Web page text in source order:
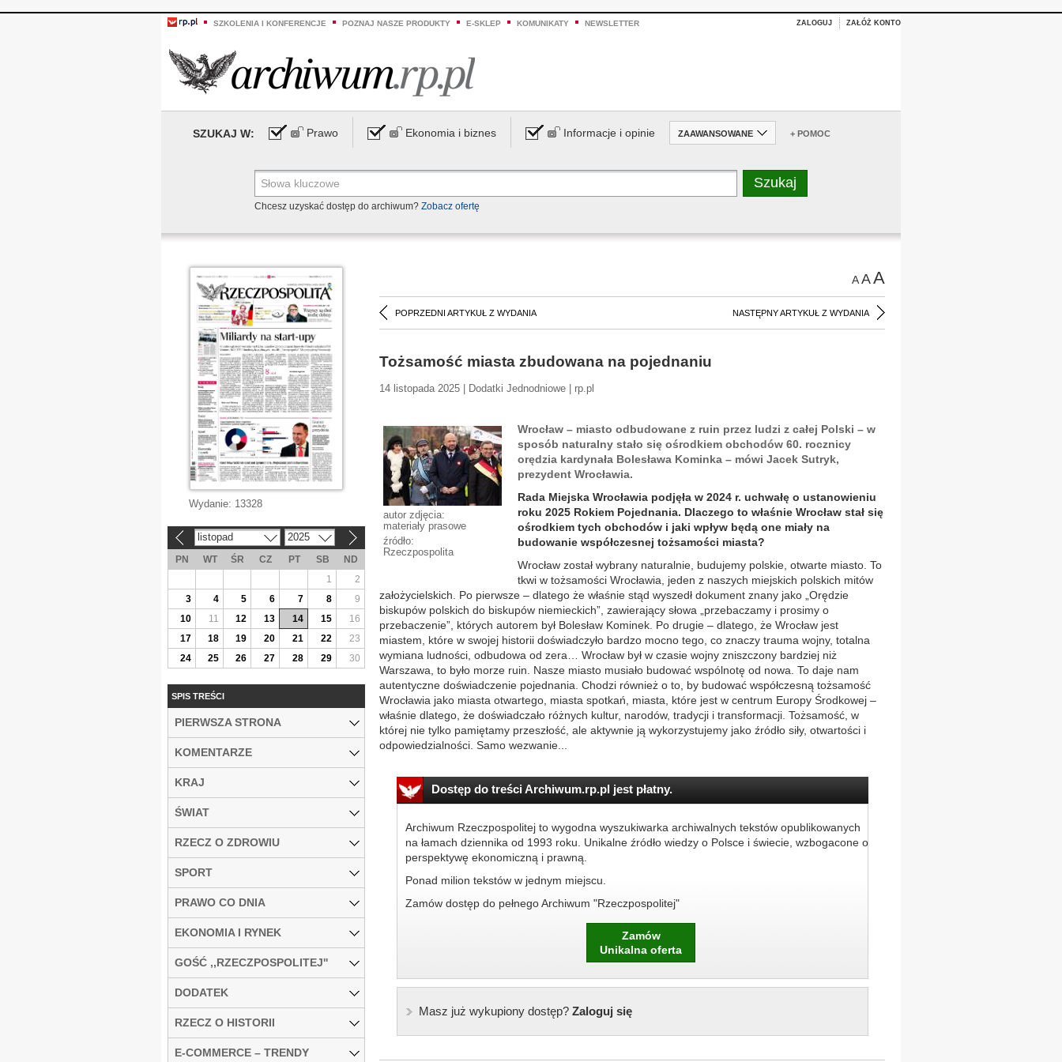
SZKOLENIA I KONFERENCJE POZNAJ NASZE PRODUKTY E-SKLEP KOMUNIKATY NEWSLETTER ZALOGUJ ZAŁÓŻ KONTO
SZUKAJ W: Prawo Ekonomia i biznes Informacje i opinie ZAAWANSOWANE + POMOC
Chcesz uzyskać dostęp do archiwum? Zobacz ofertę
AAA
POPRZEDNI ARTYKUŁ Z WYDANIA NASTĘPNY ARTYKUŁ Z WYDANIA
Tożsamość miasta zbudowana na pojednaniu
14 listopada 2025 | Dodatki Jednodniowe | rp.pl
autor zdjęcia:
materiały prasowe
źródło:
Rzeczpospolita
Wrocław – miasto odbudowane z ruin przez ludzi z całej Polski – w
sposób naturalny stało się ośrodkiem obchodów 60. rocznicy
orędzia kardynała Bolesława Kominka – mówi Jacek Sutryk,
prezydent Wrocławia.
Rada Miejska Wrocławia podjęła w 2024 r. uchwałę o ustanowieniu
roku 2025 Rokiem Pojednania. Dlaczego to właśnie Wrocław stał się
ośrodkiem tych obchodów i jaki wpływ będą one miały na
budowanie współczesnej tożsamości miasta?
Wrocław został wybrany naturalnie, budujemy polskie, otwarte miasto. To
tkwi w tożsamości Wrocławia, jeden z naszych miejskich polskich mitów
założycielskich. Po pierwsze – dlatego że właśnie stąd wyszedł dokument znany jako „Orędzie
biskupów polskich do biskupów niemieckich”, zawierający słowa „przebaczamy i prosimy o
przebaczenie”, których autorem był Bolesław Kominek. Po drugie – dlatego, że Wrocław jest
miastem, które w swojej historii doświadczyło bardzo mocno tego, co znaczy trauma wojny, totalna
wymiana ludności, odbudowa od zera… Wrocław był w czasie wojny zniszczony bardziej niż
Warszawa, to było morze ruin. Nasze miasto musiało budować wspólnotę od nowa. To daje nam
autentyczne doświadczenie pojednania. Chodzi również o to, by budować współczesną tożsamość
Wrocławia jako miasta otwartego, miasta spotkań, miasta, które jest w centrum Europy Środkowej –
właśnie dlatego, że doświadczało różnych kultur, narodów, tradycji i transformacji. Tożsamość, w
której nie tylko pamiętamy przeszłość, ale aktywnie ją wykorzystujemy jako źródło siły, otwartości i
odpowiedzialności. Samo wezwanie...
Dostęp do treści Archiwum.rp.pl jest płatny.
Archiwum Rzeczpospolitej to wygodna wyszukiwarka archiwalnych tekstów opublikowanych
na łamach dziennika od 1993 roku. Unikalne źródło wiedzy o Polsce i świecie, wzbogacone o
perspektywę ekonomiczną i prawną.
Ponad milion tekstów w jednym miejscu.
Zamów dostęp do pełnego Archiwum "Rzeczpospolitej"
Zamów
Unikalna oferta
Masz już wykupiony dostęp?Zaloguj się
Wydanie: 13328
listopad 2025
PN WT ŚR CZ PT SB
ND
1
2
3
4 5 6 7 8
9
10
11 12 13 14 15
16
17
18 19 20 21 22
23
24
25 26 27 28 29 30
SPIS TREŚCI
PIERWSZA STRONA
KOMENTARZE
KRAJ
ŚWIAT
RZECZ O ZDROWIU
SPORT
PRAWO CO DNIA
EKONOMIA I RYNEK
GOŚĆ ,,RZECZPOSPOLITEJ''
DODATEK
RZECZ O HISTORII
E-COMMERCE – TRENDY